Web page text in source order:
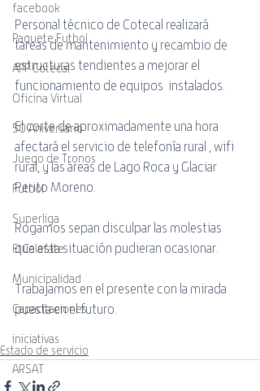
facebook
Paquete Futbol
APP Cotecal
Oficina Virtual
50 Aniversario
Juego de Tronos
Futbol
Superliga
El Calafate
Municipalidad
Capacitaciones
iniciativas
ARSAT
Personal técnico de Cotecal realizará
tareas de mantenimiento y recambio de
estructuras tendientes a mejorar el
funcionamiento de equipos  instalados.
El corte de aproximadamente una hora
afectará el servicio de telefonía rural , wifi
rural, y las áreas de Lago Roca y Glaciar
Perito Moreno.
Rogamos sepan disculpar las molestias
que esta situación pudieran ocasionar.
Trabajamos en el presente con la mirada
puesta en el futuro.
Estado de servicio